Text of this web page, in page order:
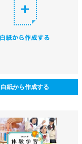
白紙から作成する